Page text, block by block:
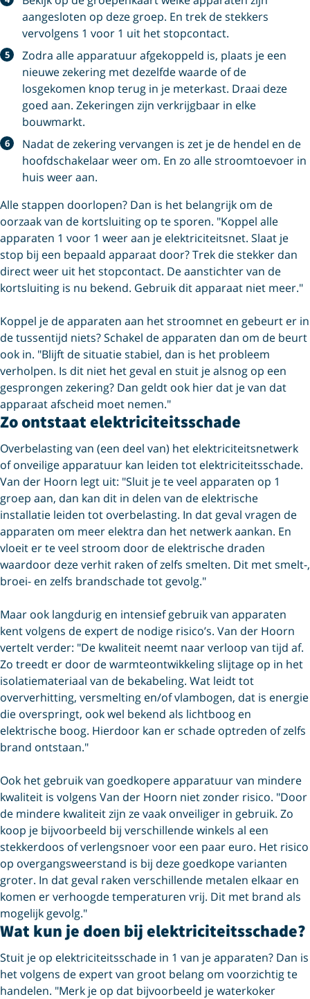
aangesloten op deze groep. En trek de stekkers
vervolgens 1 voor 1 uit het stopcontact.
Zodra alle apparatuur afgekoppeld is, plaats je een
nieuwe zekering met dezelfde waarde of de
losgekomen knop terug in je meterkast. Draai deze
goed aan. Zekeringen zijn verkrijgbaar in elke
bouwmarkt.
Nadat de zekering vervangen is zet je de hendel en de
hoofdschakelaar weer om. En zo alle stroomtoevoer in
huis weer aan.
Alle stappen doorlopen? Dan is het belangrijk om de
oorzaak van de kortsluiting op te sporen. "Koppel alle
apparaten 1 voor 1 weer aan je elektriciteitsnet. Slaat je
stop bij een bepaald apparaat door? Trek die stekker dan
direct weer uit het stopcontact. De aanstichter van de
kortsluiting is nu bekend. Gebruik dit apparaat niet meer."
Koppel je de apparaten aan het stroomnet en gebeurt er in
de tussentijd niets? Schakel de apparaten dan om de beurt
ook in. "Blijft de situatie stabiel, dan is het probleem
verholpen. Is dit niet het geval en stuit je alsnog op een
gesprongen zekering? Dan geldt ook hier dat je van dat
apparaat afscheid moet nemen."
Zo ontstaat elektriciteitsschade
Overbelasting van (een deel van) het elektriciteitsnetwerk
of onveilige apparatuur kan leiden tot elektriciteitsschade.
Van der Hoorn legt uit: "Sluit je te veel apparaten op 1
groep aan, dan kan dit in delen van de elektrische
installatie leiden tot overbelasting. In dat geval vragen de
apparaten om meer elektra dan het netwerk aankan. En
vloeit er te veel stroom door de elektrische draden
waardoor deze verhit raken of zelfs smelten. Dit met smelt-,
broei- en zelfs brandschade tot gevolg."
Maar ook langdurig en intensief gebruik van apparaten
kent volgens de expert de nodige risico’s. Van der Hoorn
vertelt verder: "De kwaliteit neemt naar verloop van tijd af.
Zo treedt er door de warmteontwikkeling slijtage op in het
isolatiemateriaal van de bekabeling. Wat leidt tot
oververhitting, versmelting en/of vlambogen, dat is energie
die overspringt, ook wel bekend als lichtboog en
elektrische boog. Hierdoor kan er schade optreden of zelfs
brand ontstaan."
Ook het gebruik van goedkopere apparatuur van mindere
kwaliteit is volgens Van der Hoorn niet zonder risico. "Door
de mindere kwaliteit zijn ze vaak onveiliger in gebruik. Zo
koop je bijvoorbeeld bij verschillende winkels al een
stekkerdoos of verlengsnoer voor een paar euro. Het risico
op overgangsweerstand is bij deze goedkope varianten
groter. In dat geval raken verschillende metalen elkaar en
komen er verhoogde temperaturen vrij. Dit met brand als
mogelijk gevolg."
Wat kun je doen bij elektriciteitsschade?
Stuit je op elektriciteitsschade in 1 van je apparaten? Dan is
het volgens de expert van groot belang om voorzichtig te
handelen. "Merk je op dat bijvoorbeeld je waterkoker